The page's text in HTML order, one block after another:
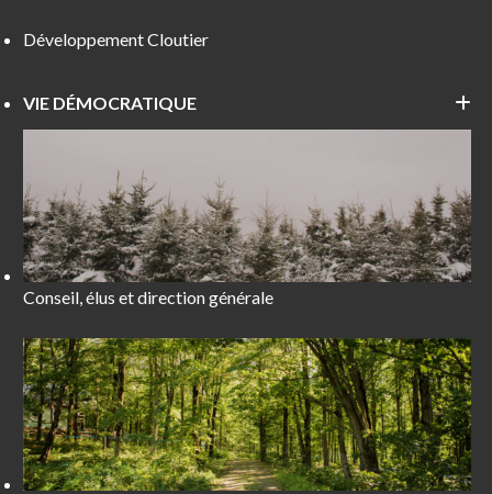
Développement Cloutier
VIE DÉMOCRATIQUE
Conseil, élus et direction générale